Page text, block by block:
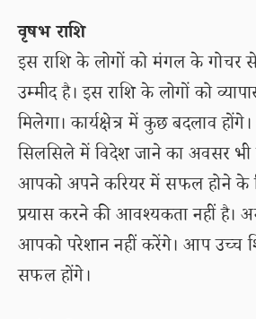
वृषभ राशि
इस राशि के लोगों को मंगल के गोचर
उम्मीद है। इस राशि के लोगों को
मिलेगा। कार्यक्षेत्र में कुछ बदलाव
सिलसिले में विदेश जाने का अवसर
आपको अपने करियर में सफल होने के
प्रयास करने की आवश्यकता नहीं है।
आपको परेशान नहीं करेंगे। आप उच्च
सफल होंगे।